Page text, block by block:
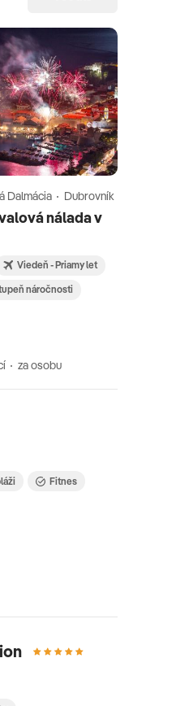
Dalmácia Dubrovník
nálada v
Viedeň - Priamy let
náročnosti
za osobu
Fitnes